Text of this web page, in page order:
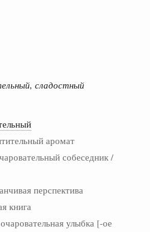
сладостный
аромат
собеседник /
перспектива
книга
очаровательная улыбка [-ое